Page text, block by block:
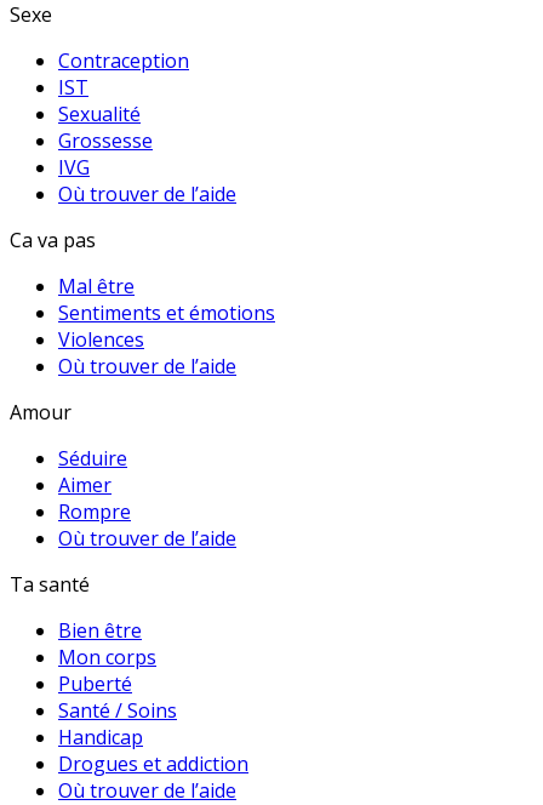
Sexe
Contraception
IST
Sexualité
Grossesse
IVG
Où trouver de l’aide
Ca va pas
Mal être
Sentiments et émotions
Violences
Où trouver de l’aide
Amour
Séduire
Aimer
Rompre
Où trouver de l’aide
Ta santé
Bien être
Mon corps
Puberté
Santé / Soins
Handicap
Drogues et addiction
Où trouver de l’aide